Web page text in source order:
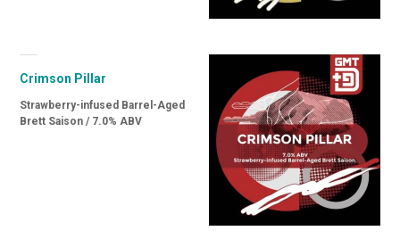
Crimson Pillar
Strawberry-infused Barrel-Aged
Brett Saison / 7.0% ABV